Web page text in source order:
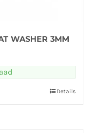
WASHER 3MM
Details